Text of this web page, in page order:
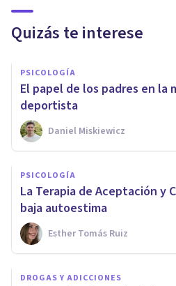
Quizás te interese
PSICOLOGÍA
El papel de los padres en la
deportista
Daniel Miskiewicz
PSICOLOGÍA
La Terapia de Aceptación y
baja autoestima
Esther Tomás Ruiz
DROGAS Y ADICCIONES